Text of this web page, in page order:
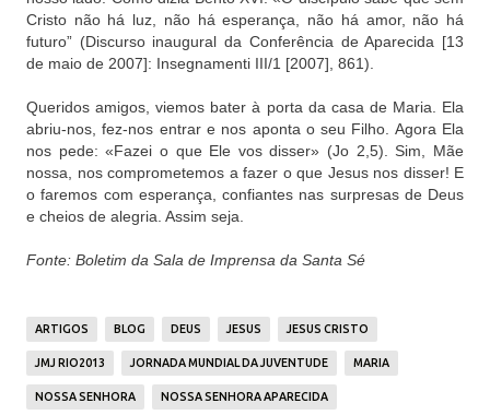
Cristo não há luz, não há esperança, não há amor, não há
futuro” (Discurso inaugural da Conferência de Aparecida [13
de maio de 2007]: Insegnamenti III/1 [2007], 861).
Queridos amigos, viemos bater à porta da casa de Maria. Ela
abriu-nos, fez-nos entrar e nos aponta o seu Filho. Agora Ela
nos pede: «Fazei o que Ele vos disser» (Jo 2,5). Sim, Mãe
nossa, nos comprometemos a fazer o que Jesus nos disser! E
o faremos com esperança, confiantes nas surpresas de Deus
e cheios de alegria. Assim seja.
Fonte: Boletim da Sala de Imprensa da Santa Sé
ARTIGOS BLOG DEUS JESUS JESUS CRISTO
JMJ RIO2013 JORNADA MUNDIAL DA JUVENTUDE MARIA
NOSSA SENHORA NOSSA SENHORA APARECIDA